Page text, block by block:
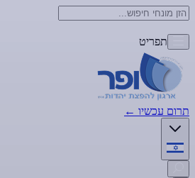
תפריט
תרום עכשיו ←